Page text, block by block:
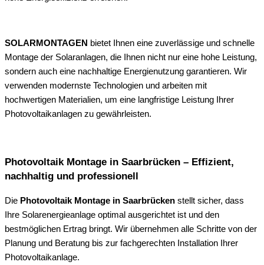
SOLARMONTAGEN bietet Ihnen eine zuverlässige und schnelle
Montage der Solaranlagen, die Ihnen nicht nur eine hohe Leistung,
sondern auch eine nachhaltige Energienutzung garantieren. Wir
verwenden modernste Technologien und arbeiten mit
hochwertigen Materialien, um eine langfristige Leistung Ihrer
Photovoltaikanlagen zu gewährleisten.
Photovoltaik Montage in Saarbrücken – Effizient,
nachhaltig und professionell
Die Photovoltaik Montage in Saarbrücken stellt sicher, dass
Ihre Solarenergieanlage optimal ausgerichtet ist und den
bestmöglichen Ertrag bringt. Wir übernehmen alle Schritte von der
Planung und Beratung bis zur fachgerechten Installation Ihrer
Photovoltaikanlage.